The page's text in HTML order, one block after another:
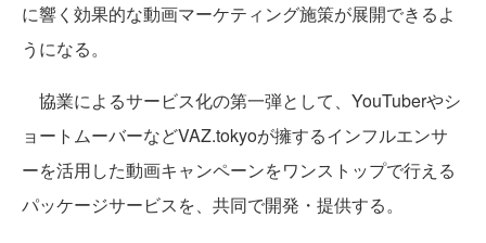
に響く効果的な動画マーケティング施策が展開できるよ
うになる。
協業によるサービス化の第一弾として、YouTuberやシ
ョートムーバーなどVAZ.tokyoが擁するインフルエンサ
ーを活用した動画キャンペーンをワンストップで行える
パッケージサービスを、共同で開発・提供する。